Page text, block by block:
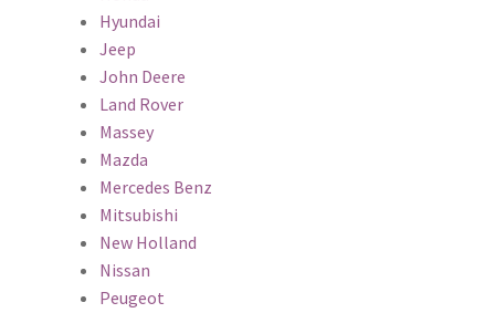
Hyundai
Jeep
John Deere
Land Rover
Massey
Mazda
Mercedes Benz
Mitsubishi
New Holland
Nissan
Peugeot